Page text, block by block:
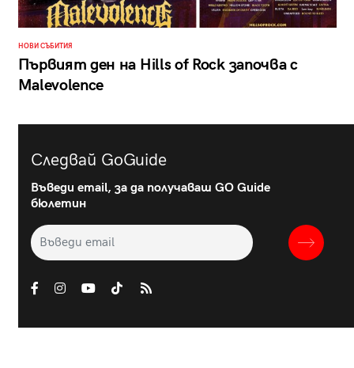
НОВИ СЪБИТИЯ
Първият ден на Hills of Rock започва с
Malevolence
Следвай GoGuide
Въведи email, за да получаваш GO Guide
бюлетин